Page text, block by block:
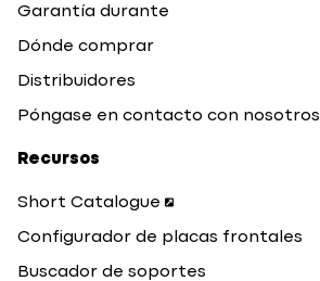
Garantía durante
Dónde comprar
Distribuidores
Póngase en contacto con nosotros
Recursos
Short Catalogue
Configurador de placas frontales
Buscador de soportes